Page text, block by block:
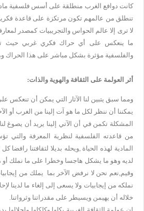
كانت دوافع الغرب منطلقة على أسس فلسفية
تنطلق من عالمهم تكون مرتكزة على قاعدة
لا ترى إلا عالم الحواس والتجريبيات كمصدر
ما ينعكس على أي حراك فكري غربي حيث تكون
والفلسفية مؤثرة بشكل مباشر على هذا الحراك
أثر العولمة على الثقافة والهوية والذات:
ومما سبق يتبين لنا الآثار التي يمكن أن تنعكس على
يمكننا أن ننظر لكل ما هو آت إلينا من الغرب أو
المشكلة تكمن في أن الآتي إلينا يريد أن يصوغ
من قاعدته الفلسفية لنظرية المعرفة
المادية لهذه الحياة ,ويحله بديلا لثقافتنا رافضا
لديه وهو ما يشكل هاجسا وخطرا على ما نملك أو
وقيم,نعم نحن لا نرفض الآخر بما يملك من
نملكه من إيجابيات ولا يسعى إلى إلغاء ما لدينا
خلاله أن يهيمن ويسيطر على مقدراتنا وثرواتنا.